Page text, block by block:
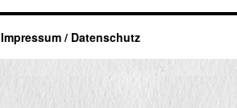
Impressum / Datenschutz